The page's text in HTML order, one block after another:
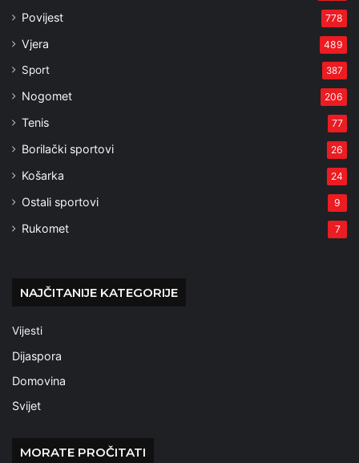
Povijest 778
Vjera 489
Sport 387
Nogomet 206
Tenis 77
Borilački sportovi 26
Košarka 24
Ostali sportovi 9
Rukomet 7
NAJČITANIJE KATEGORIJE
Vijesti
Dijaspora
Domovina
Svijet
MORATE PROČITATI